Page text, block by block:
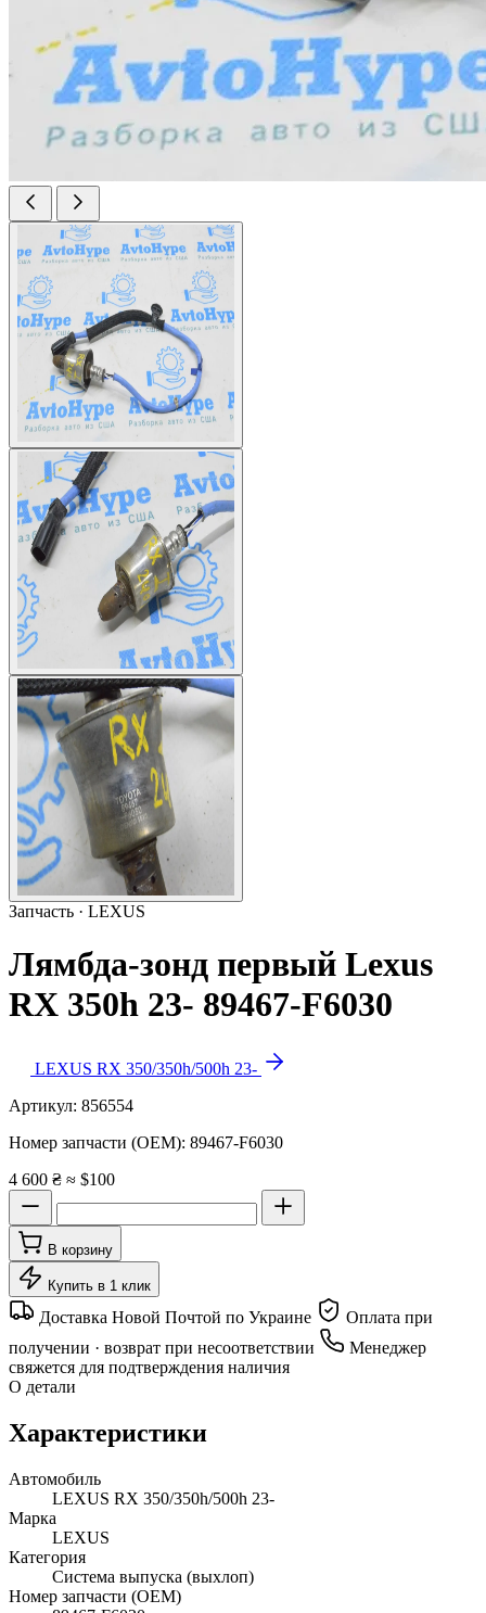
Запчасть · LEXUS
Лямбда-зонд первый Lexus
RX 350h 23- 89467-F6030
LEXUS RX 350/350h/500h 23-
Артикул: 856554
Номер запчасти (OEM): 89467-F6030
4 600 ₴ ≈ $100
В корзину
Купить в 1 клик
Доставка Новой Почтой по Украине
Оплата при
получении · возврат при несоответствии
Менеджер
свяжется для подтверждения наличия
О детали
Характеристики
Автомобиль
LEXUS RX 350/350h/500h 23-
Марка
LEXUS
Категория
Система выпуска (выхлоп)
Номер запчасти (OEM)